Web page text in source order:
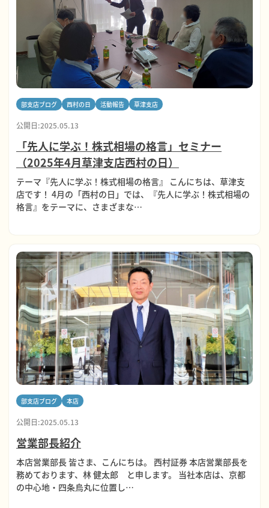
部支店ブログ 西村の日 活動報告 草津支店
公開日:2025.05.13
「先人に学ぶ！株式相場の格言」セミナー
（2025年4月草津支店西村の日）
テーマ『先人に学ぶ！株式相場の格言』 こんにちは、草津支
店です！ 4月の「西村の日」では、『先人に学ぶ！株式相場の
格言』をテーマに、さまざまな…
部支店ブログ 本店
公開日:2025.05.13
営業部長紹介
本店営業部長 皆さま、こんにちは。 西村証券 本店営業部長を
務めております、林 健太郎 と申します。 当社本店は、京都
の中心地・四条烏丸に位置し…